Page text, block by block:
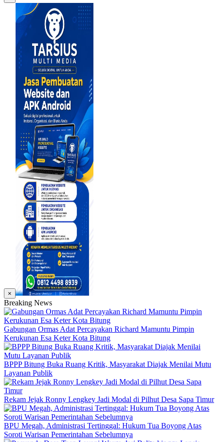
×
Breaking News
Gabungan Ormas Adat Percayakan Richard Mamuntu Pimpin
Kerukunan Esa Keter Kota Bitung
BPPP Bitung Buka Ruang Kritik, Masyarakat Diajak Menilai Mutu
Layanan Publik
Rekam Jejak Ronny Lengkey Jadi Modal di Pilhut Desa Sapa Timur
BPU Megah, Administrasi Tertinggal: Hukum Tua Boyong Atas
Soroti Warisan Pemerintahan Sebelumnya